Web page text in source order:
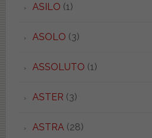
ASILO (1)
ASOLO (3)
ASSOLUTO (1)
ASTER (3)
ASTRA (28)